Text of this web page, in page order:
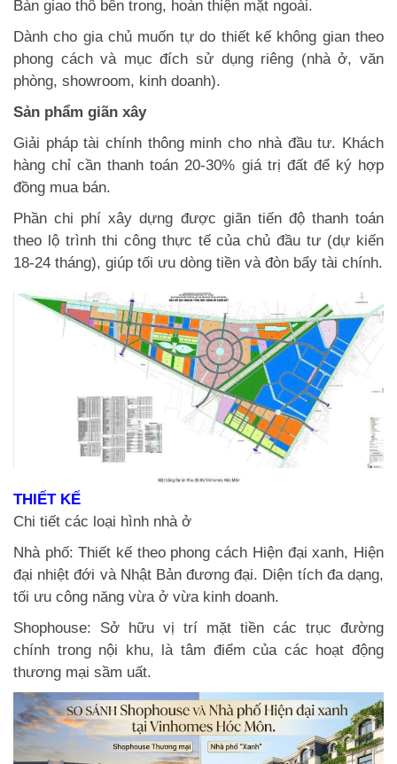
Bàn giao thô bên trong, hoàn thiện mặt ngoài.
Dành cho gia chủ muốn tự do thiết kế không gian theo
phong cách và mục đích sử dụng riêng (nhà ở, văn
phòng, showroom, kinh doanh).
Sản phẩm giãn xây
Giải pháp tài chính thông minh cho nhà đầu tư. Khách
hàng chỉ cần thanh toán 20-30% giá trị đất để ký hợp
đồng mua bán.
Phần chi phí xây dựng được giãn tiến độ thanh toán
theo lộ trình thi công thực tế của chủ đầu tư (dự kiến
18-24 tháng), giúp tối ưu dòng tiền và đòn bẩy tài chính.
THIẾT KẾ
Chi tiết các loại hình nhà ở
Nhà phố: Thiết kế theo phong cách Hiện đại xanh, Hiện
đại nhiệt đới và Nhật Bản đương đại. Diện tích đa dạng,
tối ưu công năng vừa ở vừa kinh doanh.
Shophouse: Sở hữu vị trí mặt tiền các trục đường
chính trong nội khu, là tâm điểm của các hoạt động
thương mại sầm uất.